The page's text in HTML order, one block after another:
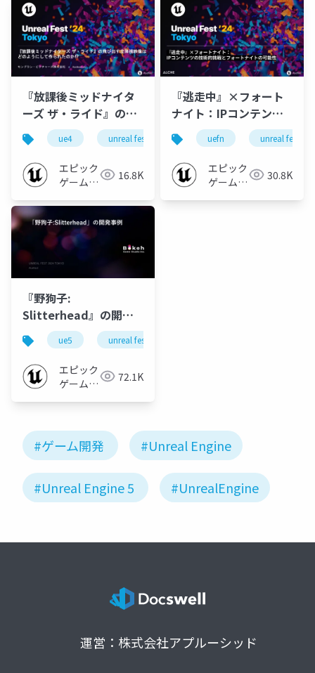
『放課後ミッドナイタ
ーズ ザ・ライド』の飛
び出す立体視映像はど
のようにして作られた
のか!?【UNREAL FEST
2024 TOKYO】
ue4 unreal fest unreal fest 2024 tokyo
エピック
ゲームズ
16.8K
『逃走中』×フォート
ナイト：IPコンテンツ
の技術的挑戦とフォー
トナイトの可能性
【UNREAL FEST 2024
TOKYO】
uefn unreal fest
エピック
ゲームズ
30.8K
『野狗子:
Slitterhead』の開発
事例【UNREAL FEST
2024 TOKYO】
ue5 unreal fest
エピック
ゲームズ
72.1K
#ゲーム開発 #Unreal Engine
#Unreal Engine 5 #UnrealEngine
運営：株式会社アプルーシッド